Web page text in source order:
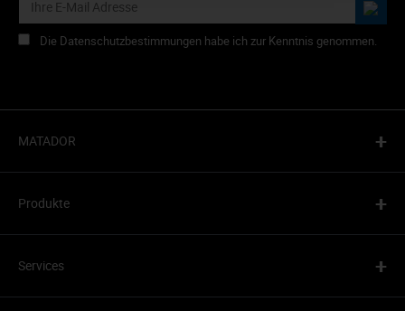
Die Datenschutzbestimmungen habe ich zur Kenntnis genommen.
MATADOR +
Produkte +
Services +